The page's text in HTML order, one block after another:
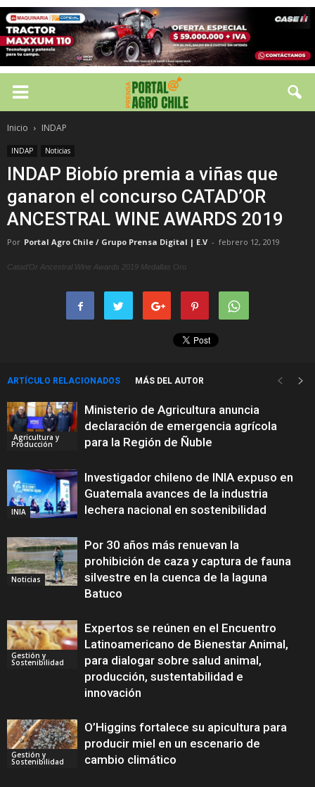
Inicio INDAP
INDAP Noticias
INDAP Biobío premia a viñas que
ganaron el concurso CATAD’OR
ANCESTRAL WINE AWARDS 2019
Por Portal Agro Chile / Grupo Prensa Digital | E.V - febrero 12, 2019
Catad’Or Ancestral Wine Awards 2019 Medallas Oro
ARTÍCULO RELACIONADOS MÁS DEL AUTOR
Agricultura y
Producción
Ministerio de Agricultura anuncia
declaración de emergencia agrícola
para la Región de Ñuble
INIA
Investigador chileno de INIA expuso en
Guatemala avances de la industria
lechera nacional en sostenibilidad
Noticias
Por 30 años más renuevan la
prohibición de caza y captura de fauna
silvestre en la cuenca de la laguna
Batuco
Gestión y
Sostenibilidad
Expertos se reúnen en el Encuentro
Latinoamericano de Bienestar Animal,
para dialogar sobre salud animal,
producción, sustentabilidad e
innovación
Gestión y
Sostenibilidad
O’Higgins fortalece su apicultura para
producir miel en un escenario de
cambio climático